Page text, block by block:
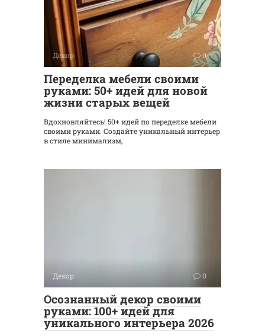
Декор 0
Переделка мебели своими
руками: 50+ идей для новой
жизни старых вещей
Вдохновляйтесь! 50+ идей по переделке мебели
своими руками. Создайте уникальный интерьер
в стиле минимализм,
Декор 0
Осознанный декор своими
руками: 100+ идей для
уникального интерьера 2026